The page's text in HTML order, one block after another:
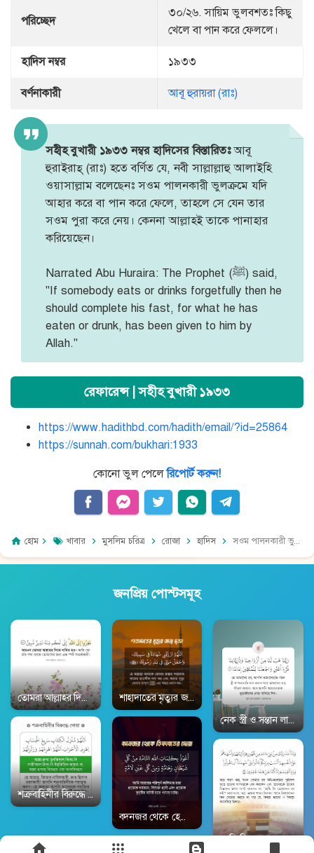
পরিচ্ছেদ
৩০/২৬. সায়িম ভুলবশতঃ কিছু
খেলে বা পান করে ফেললে।
হাদিস নম্বর ১৯৩৩
বর্ণনাকারী আবূ হুরায়রা (রাঃ)
সহীহ বুখারী ১৯৩৩ নম্বর হাদিসের বিস্তারিতঃআবূ
হুরাইরাহ্ (রাঃ) হতে বর্ণিত যে, নবী সাল্লাল্লাহু আলাইহি
ওয়াসাল্লাম বলেছেনঃ সওম পালনকারী ভুলক্রমে যদি
আহার করে বা পান করে ফেলে, তাহলে সে যেন তার
সওম পুরা করে নেয়। কেননা আল্লাহই তাকে পানাহার
করিয়েছেন।
Narrated Abu Huraira: The Prophet (ﷺ) said,
"If somebody eats or drinks forgetfully then he
should complete his fast, for what he has
eaten or drunk, has been given to him by
Allah."
রেফারেন্স | সহীহ বুখারী ১৯৩৩
https://www.hadithbd.com/hadith/email/?id=25864
https://sunnah.com/bukhari:1933
কোনো ভুল পেলেরিপোর্ট করুন!
হোম খাবার মুসলিম চরিত্র রোজা হাদিস সওম পালনকারী ভুলক্রমে যদি আহার করে বা পান করে ফেলে | সহীহ বুখারী ১৯৩৩ | Sahih-Al-Bukhari 1933
জনপ্রিয় পোস্টসমূহ
তোমরা আল্লাহর দিকে ধাবিত হও | সূরা আজ-যারিয়াত ৫১:৫০ | Surah Adh-
শত্রুবাহিনীর বিরুদ্ধে দোয়া | সহীহ বুখারী ২৯৩৩ | Sahih-Al-Bukhari 2933
শাহাদাতের মৃত্যুর জন্য দোয়া | সহীহ বুখারী ১৮৯০ |
বদনজর থেকে হেফাজতের দুআ | সহীহ বুখারী ৩৩৭১
নেক স্ত্রী ও সন্তান
আমি কি তোমাদের রব